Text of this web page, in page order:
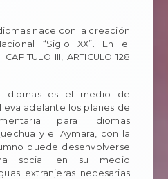
nace con la creación
“Siglo XX”. En el
III, ARTICULO 128
idiomas es el medio de
adelante los planes de
para idiomas
y el Aymara, con la
puede desenvolverse
social en su medio
extranjeras necesarias